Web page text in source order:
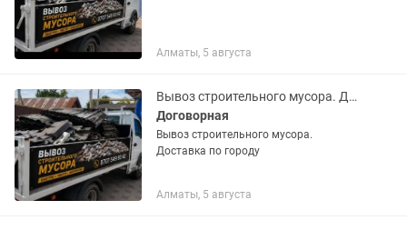
Алматы, 5 августа
Вывоз строительного мусора. Доставка по городу
Договорная
Вывоз строительного мусора.
Доставка по городу
Алматы, 5 августа